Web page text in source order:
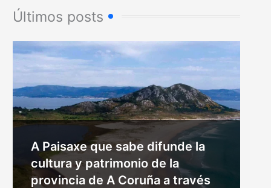
Últimos posts
A Paisaxe que sabe difunde la
cultura y patrimonio de la
provincia de A Coruña a través